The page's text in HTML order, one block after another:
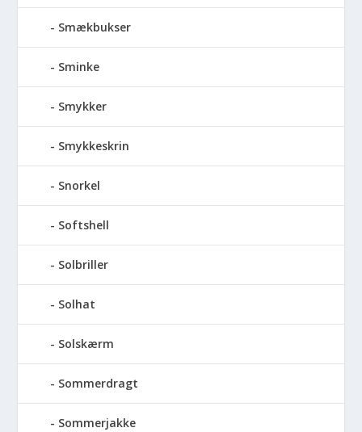
Smækbukser
Sminke
Smykker
Smykkeskrin
Snorkel
Softshell
Solbriller
Solhat
Solskærm
Sommerdragt
Sommerjakke